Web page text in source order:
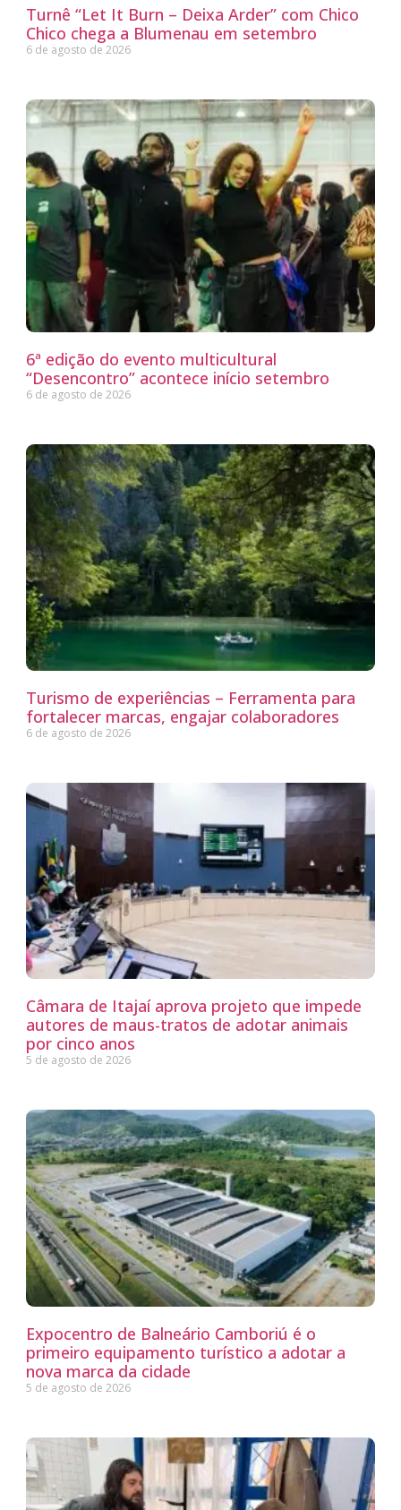
Turnê “Let It Burn – Deixa Arder” com Chico
Chico chega a Blumenau em setembro
6 de agosto de 2026
6ª edição do evento multicultural
“Desencontro” acontece início setembro
6 de agosto de 2026
Turismo de experiências – Ferramenta para
fortalecer marcas, engajar colaboradores
6 de agosto de 2026
Câmara de Itajaí aprova projeto que impede
autores de maus-tratos de adotar animais
por cinco anos
5 de agosto de 2026
Expocentro de Balneário Camboriú é o
primeiro equipamento turístico a adotar a
nova marca da cidade
5 de agosto de 2026